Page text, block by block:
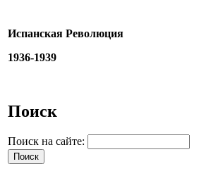
Испанская Революция
1936-1939
Поиск
Поиск на сайте: